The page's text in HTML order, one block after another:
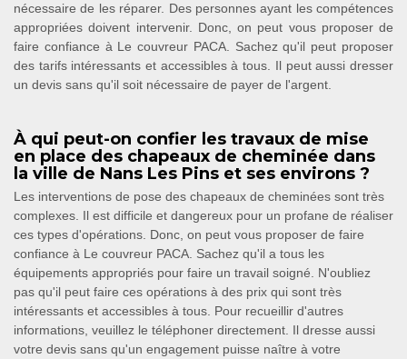
nécessaire de les réparer. Des personnes ayant les compétences
appropriées doivent intervenir. Donc, on peut vous proposer de
faire confiance à Le couvreur PACA. Sachez qu'il peut proposer
des tarifs intéressants et accessibles à tous. Il peut aussi dresser
un devis sans qu'il soit nécessaire de payer de l'argent.
À qui peut-on confier les travaux de mise
en place des chapeaux de cheminée dans
la ville de Nans Les Pins et ses environs ?
Les interventions de pose des chapeaux de cheminées sont très
complexes. Il est difficile et dangereux pour un profane de réaliser
ces types d'opérations. Donc, on peut vous proposer de faire
confiance à Le couvreur PACA. Sachez qu'il a tous les
équipements appropriés pour faire un travail soigné. N'oubliez
pas qu'il peut faire ces opérations à des prix qui sont très
intéressants et accessibles à tous. Pour recueillir d'autres
informations, veuillez le téléphoner directement. Il dresse aussi
votre devis sans qu'un engagement puisse naître à votre